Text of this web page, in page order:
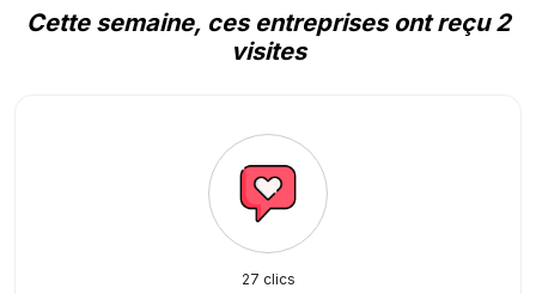
Cette semaine, ces entreprises ont reçu 2
visites
27 clics